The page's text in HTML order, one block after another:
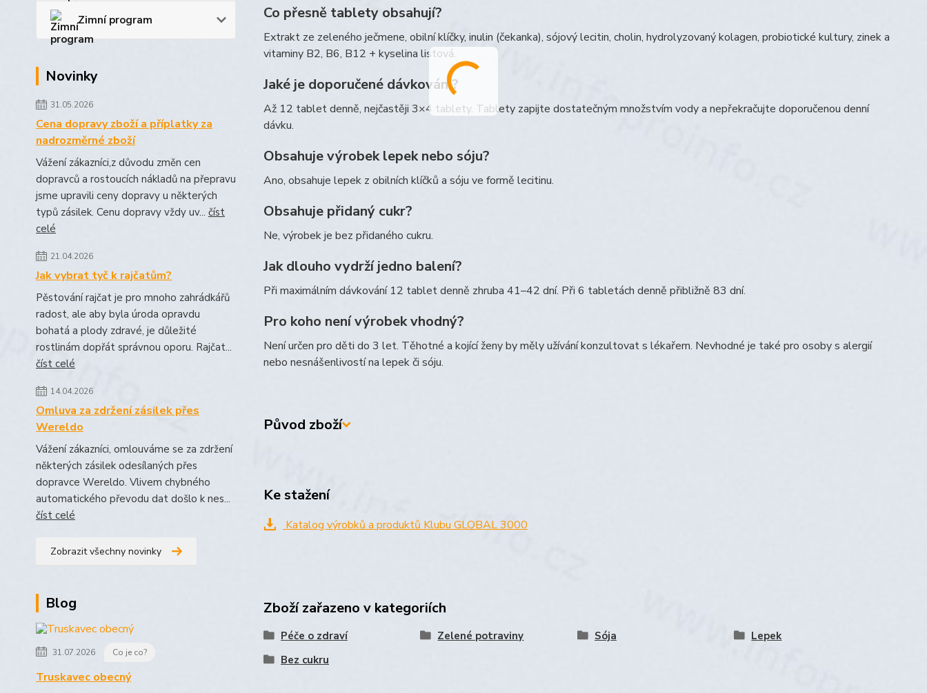
Zimní program
Novinky
31.05.2026
Cena dopravy zboží a příplatky za
nadrozměrné zboží
Vážení zákazníci,z důvodu změn cen
dopravců a rostoucích nákladů na přepravu
jsme upravili ceny dopravy u některých
typů zásilek. Cenu dopravy vždy uv... číst
celé
21.04.2026
Jak vybrat tyč k rajčatům?
Pěstování rajčat je pro mnoho zahrádkářů
radost, ale aby byla úroda opravdu
bohatá a plody zdravé, je důležité
rostlinám dopřát správnou oporu. Rajčat...
číst celé
14.04.2026
Omluva za zdržení zásilek přes
Wereldo
Vážení zákazníci, omlouváme se za zdržení
některých zásilek odesílaných přes
dopravce Wereldo. Vlivem chybného
automatického převodu dat došlo k nes...
číst celé
Zobrazit všechny novinky
Blog
31.07.2026 Co je co?
Truskavec obecný
Co přesně tablety obsahují?
Extrakt ze zeleného ječmene, obilní klíčky, inulin (čekanka), sójový lecitin, cholin, hydrolyzovaný kolagen, probiotické kultury, zinek a
vitaminy B2, B6, B12 + kyselina listová.
Jaké je doporučené dávkování?
Až 12 tablet denně, nejčastěji 3×4 tablety. Tablety zapijte dostatečným množstvím vody a nepřekračujte doporučenou denní
dávku.
Obsahuje výrobek lepek nebo sóju?
Ano, obsahuje lepek z obilních klíčků a sóju ve formě lecitinu.
Obsahuje přidaný cukr?
Ne, výrobek je bez přidaného cukru.
Jak dlouho vydrží jedno balení?
Při maximálním dávkování 12 tablet denně zhruba 41–42 dní. Při 6 tabletách denně přibližně 83 dní.
Pro koho není výrobek vhodný?
Není určen pro děti do 3 let. Těhotné a kojící ženy by měly užívání konzultovat s lékařem. Nevhodné je také pro osoby s alergií
nebo nesnášenlivostí na lepek či sóju.
Původ zboží
Ke stažení
Katalog výrobků a produktů Klubu GLOBAL 3000
Zboží zařazeno v kategoriích
Péče o zdraví Zelené potraviny Sója
Lepek
Bez cukru